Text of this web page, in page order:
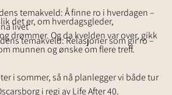
det er, om hverdagsgleder,
drømmer. Og da kvelden var over, gikk
munnen og ønske om flere treff.
i sommer, så nå planlegger vi både tur
i regi av Life After 40.
temakveld: Å finne ro i hverdagen –
livet'
temakveld: Relasjoner som gir ro –